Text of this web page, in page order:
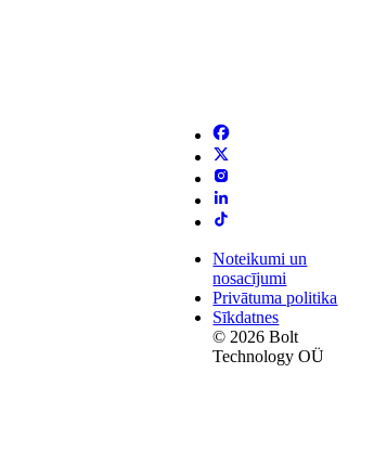
Noteikumi un
nosacījumi
Privātuma politika
Sīkdatnes
© 2026 Bolt
Technology OÜ